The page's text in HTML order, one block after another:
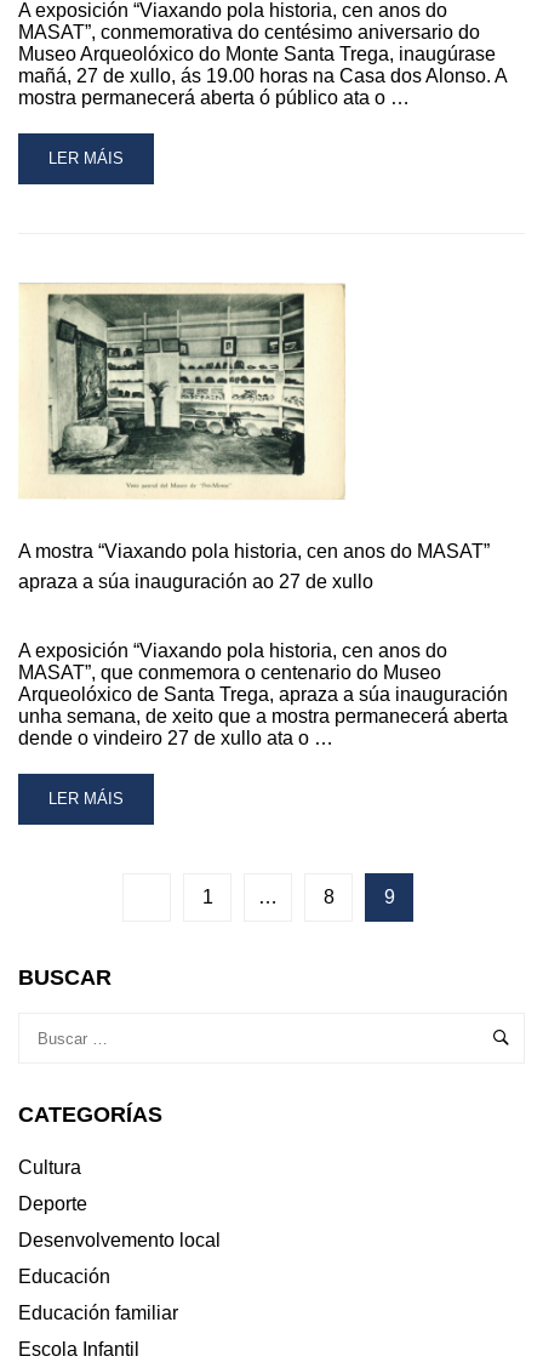
ALONSO
A exposición “Viaxando pola historia, cen anos do
MASAT”, conmemorativa do centésimo aniversario do
Museo Arqueolóxico do Monte Santa Trega, inaugúrase
mañá, 27 de xullo, ás 19.00 horas na Casa dos Alonso. A
mostra permanecerá aberta ó público ata o …
READ
MORE
AO
CENTENARIO
DO
MASAT
INAUGÚRASE
MAÑÁ
NA
CASA
DOS
LER MÁIS
A mostra “Viaxando pola historia, cen anos do MASAT”
apraza a súa inauguración ao 27 de xullo
A exposición “Viaxando pola historia, cen anos do
MASAT”, que conmemora o centenario do Museo
Arqueolóxico de Santa Trega, apraza a súa inauguración
unha semana, de xeito que a mostra permanecerá aberta
dende o vindeiro 27 de xullo ata o …
READ
MORE
HISTORIA,
CEN
DO
A
INAUGURACIÓN
27
DE
LER MÁIS
1 … 8 9
BUSCAR
CATEGORÍAS
Cultura
Deporte
Desenvolvemento local
Educación
Educación familiar
Escola Infantil